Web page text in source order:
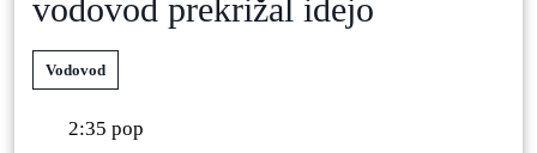
vodovod prekrižal idejo
Vodovod
2:35 pop